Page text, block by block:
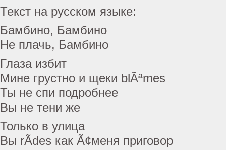
Текст на русском языке:
Бамбино, Бамбино
Не плачь, Бамбино
Глаза избит
Мине грустно и щеки blÃªmes
Ты не спи подробнее
Вы не тени же
Только в улица
Вы rÃdes как Ã¢меня приговор